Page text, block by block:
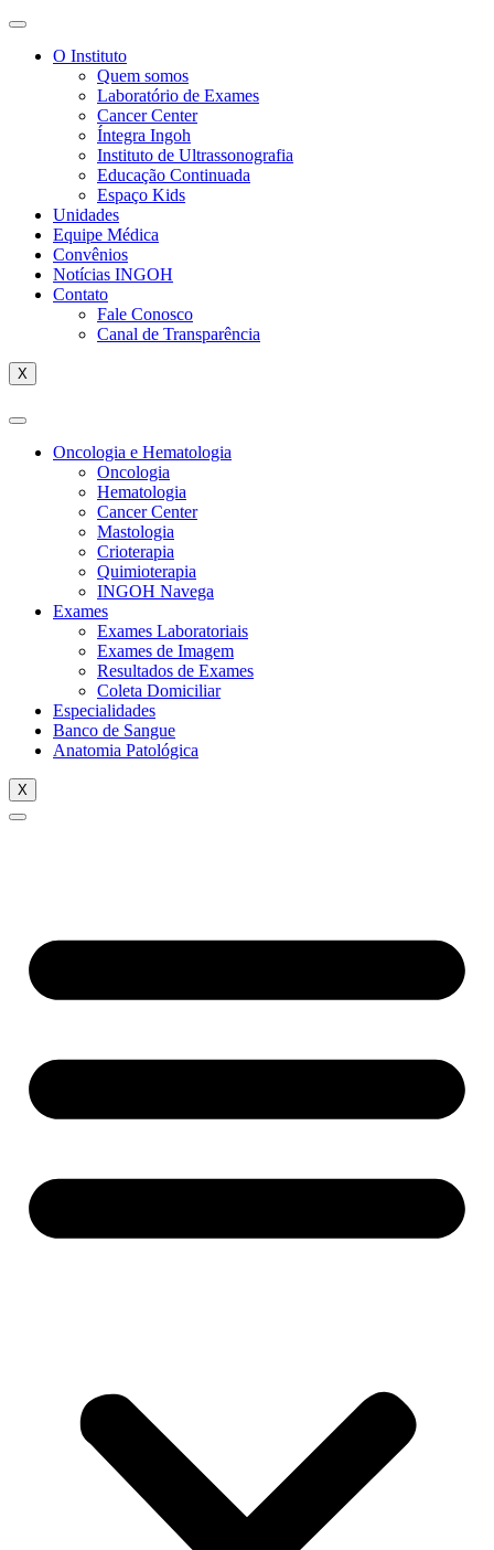
O Instituto
Quem somos
Laboratório de Exames
Cancer Center
Íntegra Ingoh
Instituto de Ultrassonografia
Educação Continuada
Espaço Kids
Unidades
Equipe Médica
Convênios
Notícias INGOH
Contato
Fale Conosco
Canal de Transparência
X
Oncologia e Hematologia
Oncologia
Hematologia
Cancer Center
Mastologia
Crioterapia
Quimioterapia
INGOH Navega
Exames
Exames Laboratoriais
Exames de Imagem
Resultados de Exames
Coleta Domiciliar
Especialidades
Banco de Sangue
Anatomia Patológica
X